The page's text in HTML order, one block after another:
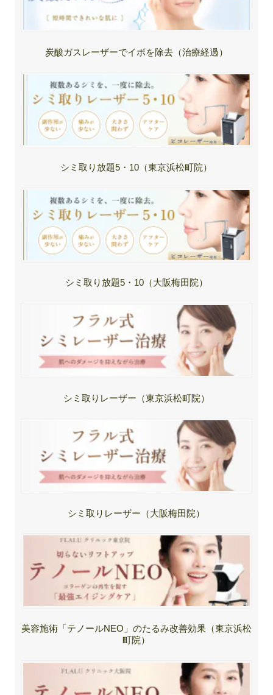
炭酸ガスレーザーでイボを除去（治療経過）
シミ取り放題5・10（東京浜松町院）
シミ取り放題5・10（大阪梅田院）
シミ取りレーザー（東京浜松町院）
シミ取りレーザー（大阪梅田院）
美容施術「テノールNEO」のたるみ改善効果（東京浜松
町院）